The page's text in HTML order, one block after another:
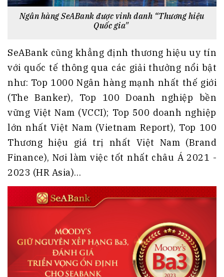
Ngân hàng SeABank được vinh danh “Thương hiệu
Quốc gia"
SeABank cũng khẳng định thương hiệu uy tín
với quốc tế thông qua các giải thưởng nổi bật
như: Top 1000 Ngân hàng mạnh nhất thế giới
(The Banker), Top 100 Doanh nghiệp bền
vững Việt Nam (VCCI); Top 500 doanh nghiệp
lớn nhất Việt Nam (Vietnam Report), Top 100
Thương hiệu giá trị nhất Việt Nam (Brand
Finance), Nơi làm việc tốt nhất châu Á 2021 -
2023 (HR Asia)…